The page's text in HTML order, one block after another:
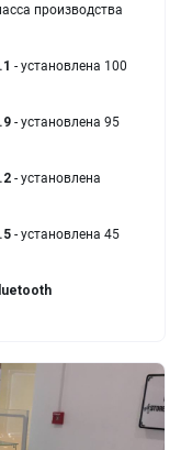
производства
- установлена 100
- установлена 95
- установлена
- установлена 45